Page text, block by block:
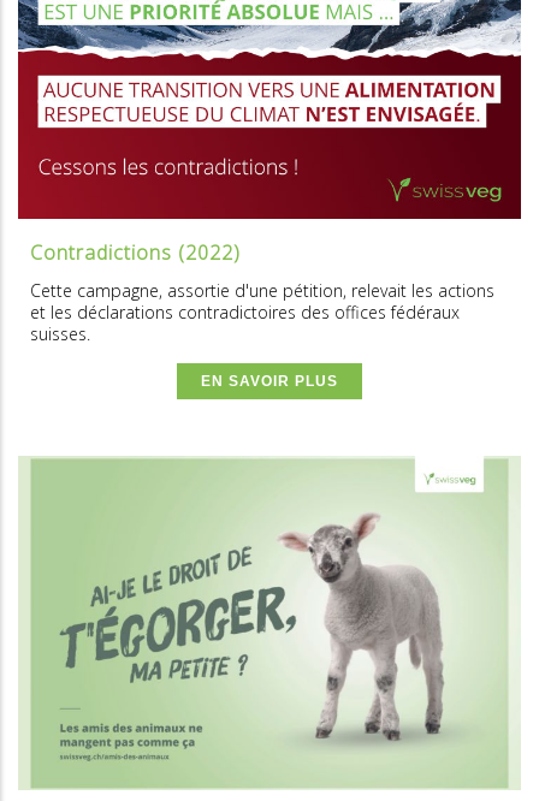
Contradictions (2022)
Cette campagne, assortie d'une pétition, relevait les actions
et les déclarations contradictoires des offices fédéraux
suisses.
EN SAVOIR PLUS